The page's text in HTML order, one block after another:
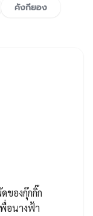
คังกียอง
ของกุ๊กกิ๊ก
อนางฟ้า